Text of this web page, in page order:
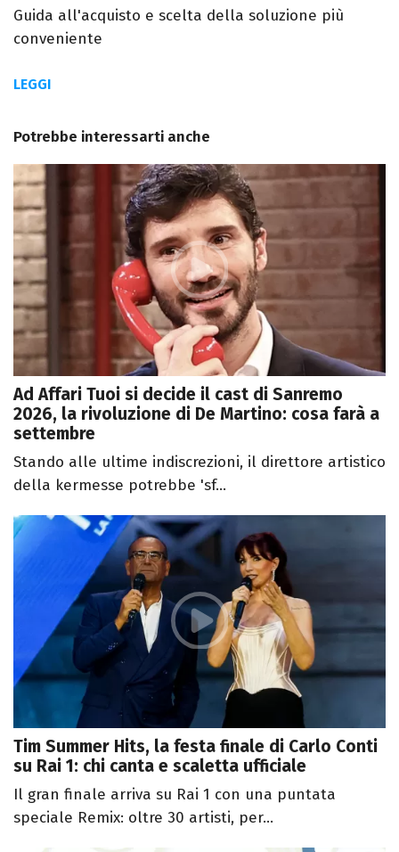
Guida all'acquisto e scelta della soluzione più
conveniente
LEGGI
Potrebbe interessarti anche
Ad Affari Tuoi si decide il cast di Sanremo
2026, la rivoluzione di De Martino: cosa farà a
settembre
Stando alle ultime indiscrezioni, il direttore artistico
della kermesse potrebbe 'sf...
Tim Summer Hits, la festa finale di Carlo Conti
su Rai 1: chi canta e scaletta ufficiale
Il gran finale arriva su Rai 1 con una puntata
speciale Remix: oltre 30 artisti, per...